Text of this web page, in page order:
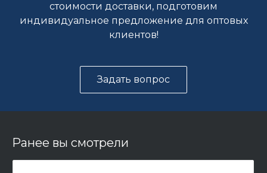
стоимости доставки, подготовим
индивидуальное предложение для оптовых
клиентов!
Задать вопрос
Ранее вы смотрели